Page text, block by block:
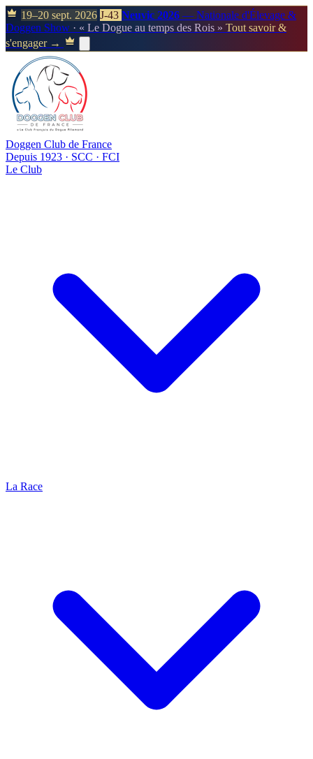
19–20 sept. 2026 J-43 Neuvic 2026 — Nationale d'Élevage &
Doggen Show · « Le Dogue au temps des Rois » Tout savoir &
s'engager →
Doggen Club de France
Depuis 1923 · SCC · FCI
Le Club
La Race